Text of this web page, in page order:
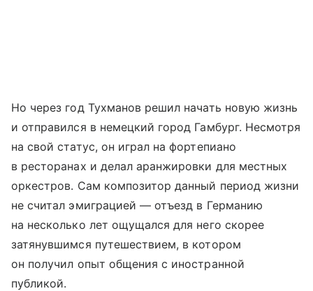
Но через год Тухманов решил начать новую жизнь
и отправился в немецкий город Гамбург. Несмотря
на свой статус, он играл на фортепиано
в ресторанах и делал аранжировки для местных
оркестров. Сам композитор данный период жизни
не считал эмиграцией — отъезд в Германию
на несколько лет ощущался для него скорее
затянувшимся путешествием, в котором
он получил опыт общения с иностранной
публикой.